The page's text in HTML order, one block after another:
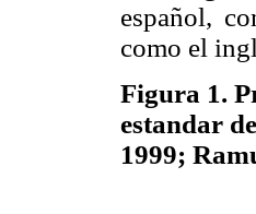
español,
como el
Figura 1.
estandar
1999;